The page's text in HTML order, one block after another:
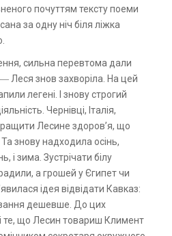
почуттям тексту поеми
за одну ніч біля ліжка
сильна перевтома дали
― Леся знов захворіла. На цей
легені. І знову строгий
Чернівці, Італія,
Лесине здоров’я, що
знову надходила осінь,
і зима. Зустрічати білу
а грошей у Єгипет чи
ідея відвідати Кавказ:
дешевше. До цих
те, що Лесин товариш Климент